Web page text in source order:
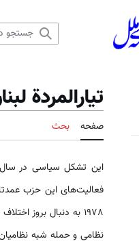
تیارالمردة
صفحه بحث
این تشکل سیاسی در سال 1968 توسط تونی فرنجیه فرزند سلیمان فرنجیه رییس جمهور پیشین
فعالیت‌های این حزب
1978 به دنبال بروز
نظامی‌ و حمله شبه